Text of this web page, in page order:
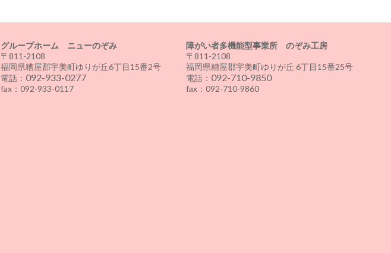
グループホーム ニューのぞみ
〒811-2108
福岡県糟屋郡宇美町ゆりが丘6丁目15番2号
電話： 092-933-0277
fax：092-933-0117
障がい者多機能型事業所 のぞみ工房
〒811-2108
福岡県糟屋郡宇美町ゆりが丘 6丁目15番25号
電話： 092-710-9850
fax：092-710-9860